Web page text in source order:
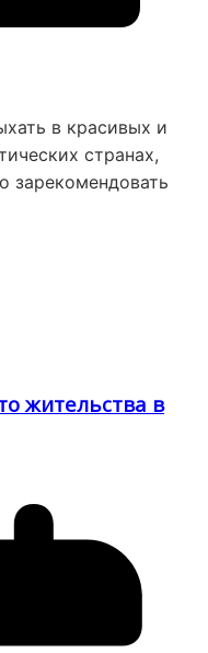
в красивых и
странах,
зарекомендовать
жительства в